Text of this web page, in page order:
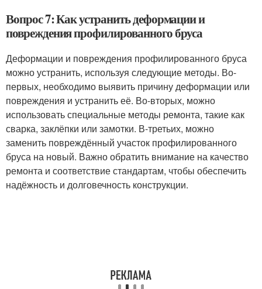
Вопрос 7: Как устранить деформации и
повреждения профилированного бруса
Деформации и повреждения профилированного бруса
можно устранить, используя следующие методы. Во-
первых, необходимо выявить причину деформации или
повреждения и устранить её. Во-вторых, можно
использовать специальные методы ремонта, такие как
сварка, заклёпки или замотки. В-третьих, можно
заменить повреждённый участок профилированного
бруса на новый. Важно обратить внимание на качество
ремонта и соответствие стандартам, чтобы обеспечить
надёжность и долговечность конструкции.